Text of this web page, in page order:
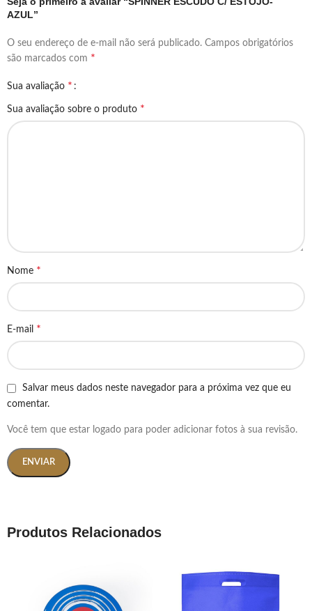
AZUL”
O seu endereço de e-mail não será publicado. Campos obrigatórios
são marcados com *
Sua avaliação *
Sua avaliação sobre o produto *
Nome *
E-mail *
Salvar meus dados neste navegador para a próxima vez que eu
comentar.
Você tem que estar logado para poder adicionar fotos à sua revisão.
Produtos Relacionados